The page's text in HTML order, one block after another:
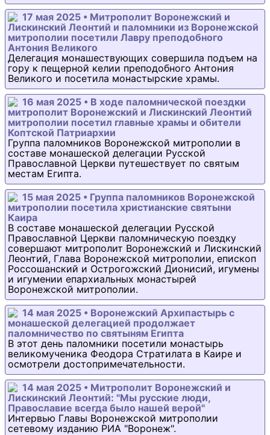
17 мая 2025 • Митрополит Воронежский и
Лискинский Леонтий и паломники из Воронежской
митрополии посетили Лавру преподобного
Антония Великого
Делегация монашествующих совершила подъем на
гору к пещерной келии преподобного Антония
Великого и посетила монастырские храмы.
16 мая 2025 • В ходе паломнической поездки
митрополит Воронежский и Лискинский Леонтий
митрополии посетил главные храмы и обители
Коптской Патриархии
Группа паломников Воронежской митрополии в
составе монашеской делегации Русской
Православной Церкви путешествует по святым
местам Египта.
15 мая 2025 • Группа паломников Воронежской
митрополии посетила христианские святыни
Каира
В составе монашеской делегации Русской
Православной Церкви паломническую поездку
совершают митрополит Воронежский и Лискинский
Леонтий, Глава Воронежской митрополии, епископ
Россошанский и Острогожский Дионисий, игумены
и игумении епархиальных монастырей
Воронежской митрополии.
14 мая 2025 • Воронежский Архипастырь с
монашеской делегацией продолжает
паломничество по святыням Египта
В этот день паломники посетили монастырь
великомученика Феодора Стратилата в Каире и
осмотрели достопримечательности.
14 мая 2025 • Митрополит Воронежский и
Лискинский Леонтий: "Мы русские люди,
Православие всегда было нашей верой"
Интервью Главы Воронежской митрополии
сетевому изданию РИА "Воронеж".